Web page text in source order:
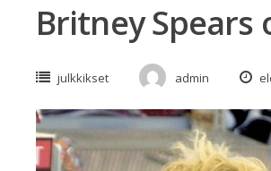
Britney Spears
julkkikset admin